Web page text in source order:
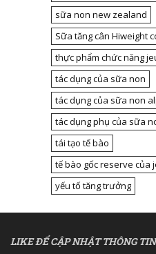
sữa non new zealand
Sữa tăng cân Hiweight
thực phẩm chức năng
tác dụng của sữa non
tác dụng của sữa non
tác dụng phụ của sữa
tái tạo tế bào
tế bào gốc reserve của
yếu tố tăng trưởng
LIKE ĐỂ CẬP NHẬT THÔNG